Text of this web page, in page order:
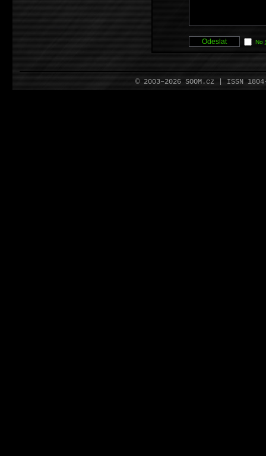
No
© 2003–2026 SOOM.cz | ISSN